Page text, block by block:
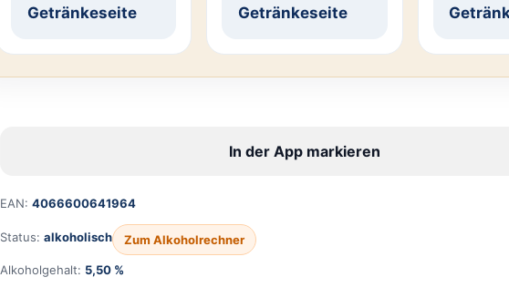
Getränkeseite
Getränkeseite
In der App markieren
EAN: 4066600641964
Status: alkoholisch Zum Alkoholrechner
Alkoholgehalt: 5,50 %